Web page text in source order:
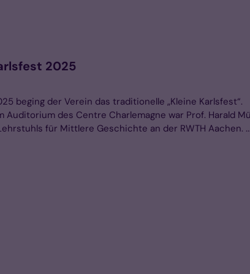
2025
beging der Verein das traditionelle „Kleine Karlsfest“.
Auditorium des Centre Charlemagne war Prof. Harald
für Mittlere Geschichte an der RWTH Aachen. ...